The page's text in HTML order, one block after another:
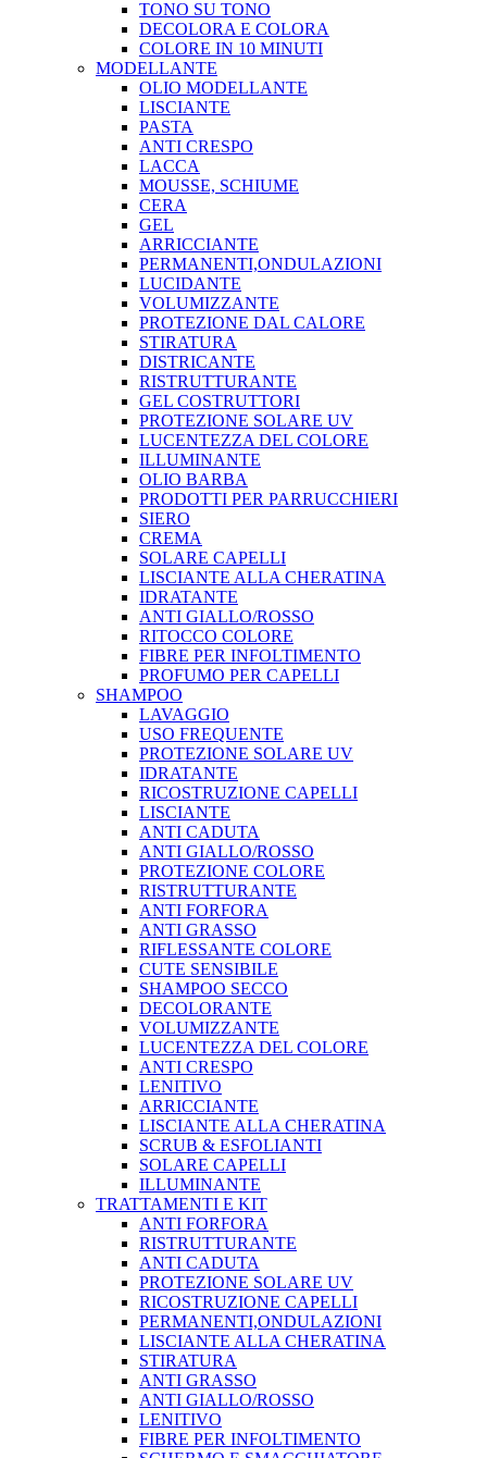
TONO SU TONO
DECOLORA E COLORA
COLORE IN 10 MINUTI
MODELLANTE
OLIO MODELLANTE
LISCIANTE
PASTA
ANTI CRESPO
LACCA
MOUSSE, SCHIUME
CERA
GEL
ARRICCIANTE
PERMANENTI,ONDULAZIONI
LUCIDANTE
VOLUMIZZANTE
PROTEZIONE DAL CALORE
STIRATURA
DISTRICANTE
RISTRUTTURANTE
GEL COSTRUTTORI
PROTEZIONE SOLARE UV
LUCENTEZZA DEL COLORE
ILLUMINANTE
OLIO BARBA
PRODOTTI PER PARRUCCHIERI
SIERO
CREMA
SOLARE CAPELLI
LISCIANTE ALLA CHERATINA
IDRATANTE
ANTI GIALLO/ROSSO
RITOCCO COLORE
FIBRE PER INFOLTIMENTO
PROFUMO PER CAPELLI
SHAMPOO
LAVAGGIO
USO FREQUENTE
PROTEZIONE SOLARE UV
IDRATANTE
RICOSTRUZIONE CAPELLI
LISCIANTE
ANTI CADUTA
ANTI GIALLO/ROSSO
PROTEZIONE COLORE
RISTRUTTURANTE
ANTI FORFORA
ANTI GRASSO
RIFLESSANTE COLORE
CUTE SENSIBILE
SHAMPOO SECCO
DECOLORANTE
VOLUMIZZANTE
LUCENTEZZA DEL COLORE
ANTI CRESPO
LENITIVO
ARRICCIANTE
LISCIANTE ALLA CHERATINA
SCRUB & ESFOLIANTI
SOLARE CAPELLI
ILLUMINANTE
TRATTAMENTI E KIT
ANTI FORFORA
RISTRUTTURANTE
ANTI CADUTA
PROTEZIONE SOLARE UV
RICOSTRUZIONE CAPELLI
PERMANENTI,ONDULAZIONI
LISCIANTE ALLA CHERATINA
STIRATURA
ANTI GRASSO
ANTI GIALLO/ROSSO
LENITIVO
FIBRE PER INFOLTIMENTO